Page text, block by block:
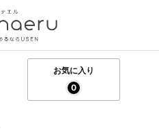
お気に入り
0